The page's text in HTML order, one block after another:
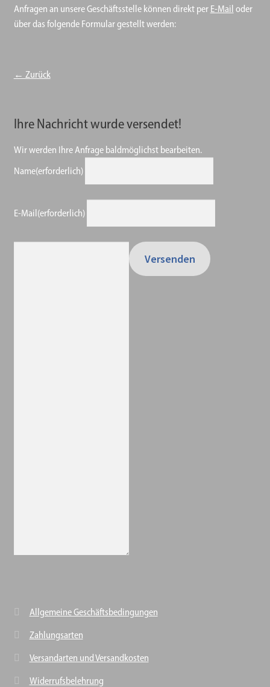
Anfragen an unsere Geschäftsstelle können direkt per E-Mail oder
über das folgende Formular gestellt werden:
← Zurück
Ihre Nachricht wurde versendet!
Wir werden Ihre Anfrage baldmöglichst bearbeiten.
Name(erforderlich)
E-Mail(erforderlich)
Versenden
Allgemeine Geschäftsbedingungen
Zahlungsarten
Versandarten und Versandkosten
Widerrufsbelehrung